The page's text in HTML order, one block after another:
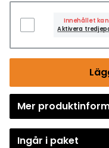
Innehållet
Aktivera
Mer
Ingår i paket